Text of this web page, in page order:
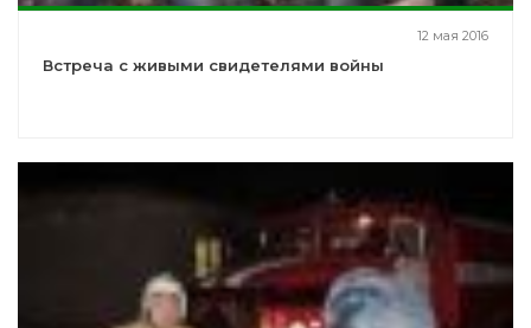
12 мая 2016
Встреча с живыми свидетелями войны